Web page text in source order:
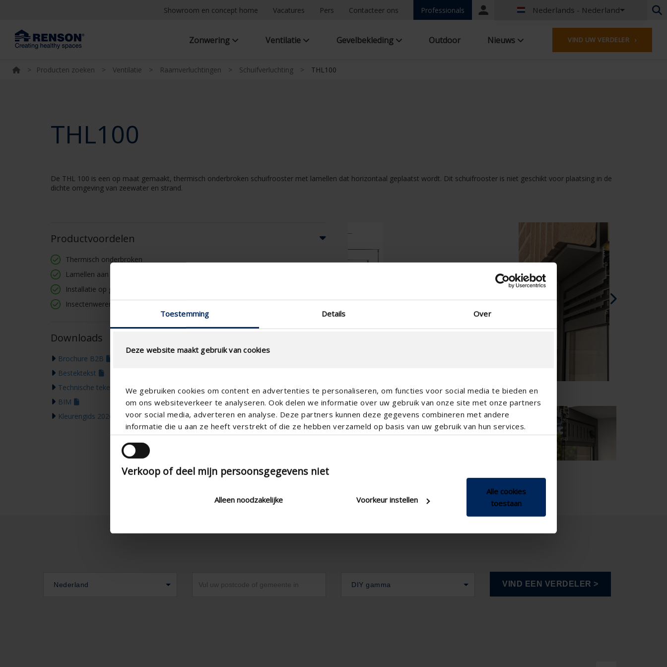
Toestemming Details Over
Deze website maakt gebruik van cookies
We gebruiken cookies om content en advertenties te personaliseren, om functies voor social media te bieden en
om ons websiteverkeer te analyseren. Ook delen we informatie over uw gebruik van onze site met onze partners
voor social media, adverteren en analyse. Deze partners kunnen deze gegevens combineren met andere
informatie die u aan ze heeft verstrekt of die ze hebben verzameld op basis van uw gebruik van hun services.
Verkoop of deel mijn persoonsgegevens niet
Alleen noodzakelijke Voorkeur instellen
Alle cookies
toestaan
Showroom en concept home Vacatures Pers Contacteer ons Professionals
Portal
Nederlands - Nederland
Nederlands - België
Frans - België
Nederlands - Nederland
Tsjechisch - Tsjechië
Deens - Denemarken
Noors - Noorwegen
Zweeds - Zweden
Engels - Ierland
Russisch - Rusland
Chinees - China
Zonwering Ventilatie Gevelbekleding Outdoor Nieuws VIND UW VERDELER ›
> Producten zoeken > Ventilatie > Raamverluchtingen > Schuifverluchting > THL100
THL100
De THL 100 is een op maat gemaakt, thermisch onderbroken schuifrooster met lamellen dat horizontaal geplaatst wordt. Dit schuifrooster is niet geschikt voor plaatsing in de
dichte omgeving van zeewater en strand.
Productvoordelen
Thermisch onderbroken
Lamellen aan de buitenzijde, glijder aan de binnenzijde
Installatie op glas of tussen traverse
Insectenwerend
Downloads
Brochure B2B
Bestektekst
Technische tekening
BIM
Kleurengids 2026
Nederland DIY gamma